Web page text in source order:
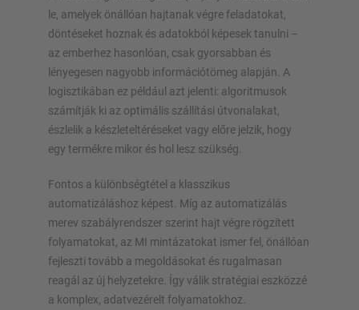
le, amelyek önállóan hajtanak végre feladatokat,
döntéseket hoznak és adatokból képesek tanulni –
az emberhez hasonlóan, csak gyorsabban és
lényegesen nagyobb információtömeg alapján. A
logisztikában ez például azt jelenti: algoritmusok
számítják ki az optimális szállítási útvonalakat,
észlelik a készleteltéréseket vagy előre jelzik, hogy
egy termékre mikor és hol lesz szükség.
Fontos a különbségtétel a klasszikus
automatizáláshoz képest. Míg az automatizálás
merev szabályrendszer szerint hajt végre rögzített
folyamatokat, az MI mintázatokat ismer fel, önállóan
fejleszti tovább a megoldásokat és rugalmasan
reagál az új helyzetekre. Így válik stratégiai eszközzé
a komplex, adatvezérelt folyamatokhoz.